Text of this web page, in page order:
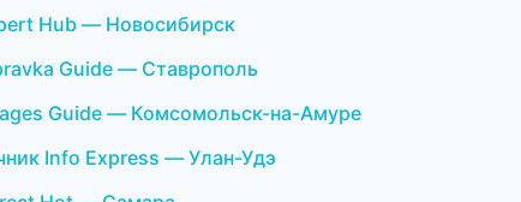
Hub — Новосибирск
Guide — Ставрополь
Guide — Комсомольск-на-Амуре
Info Express — Улан-Удэ